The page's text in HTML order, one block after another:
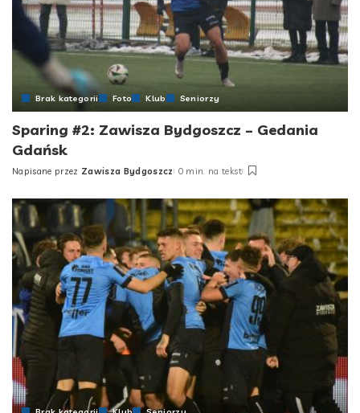
Brak kategorii Foto Klub Seniorzy
Sparing #2: Zawisza Bydgoszcz – Gedania
Gdańsk
Posted
Napisane przez Zawisza Bydgoszcz 0 min. na tekst